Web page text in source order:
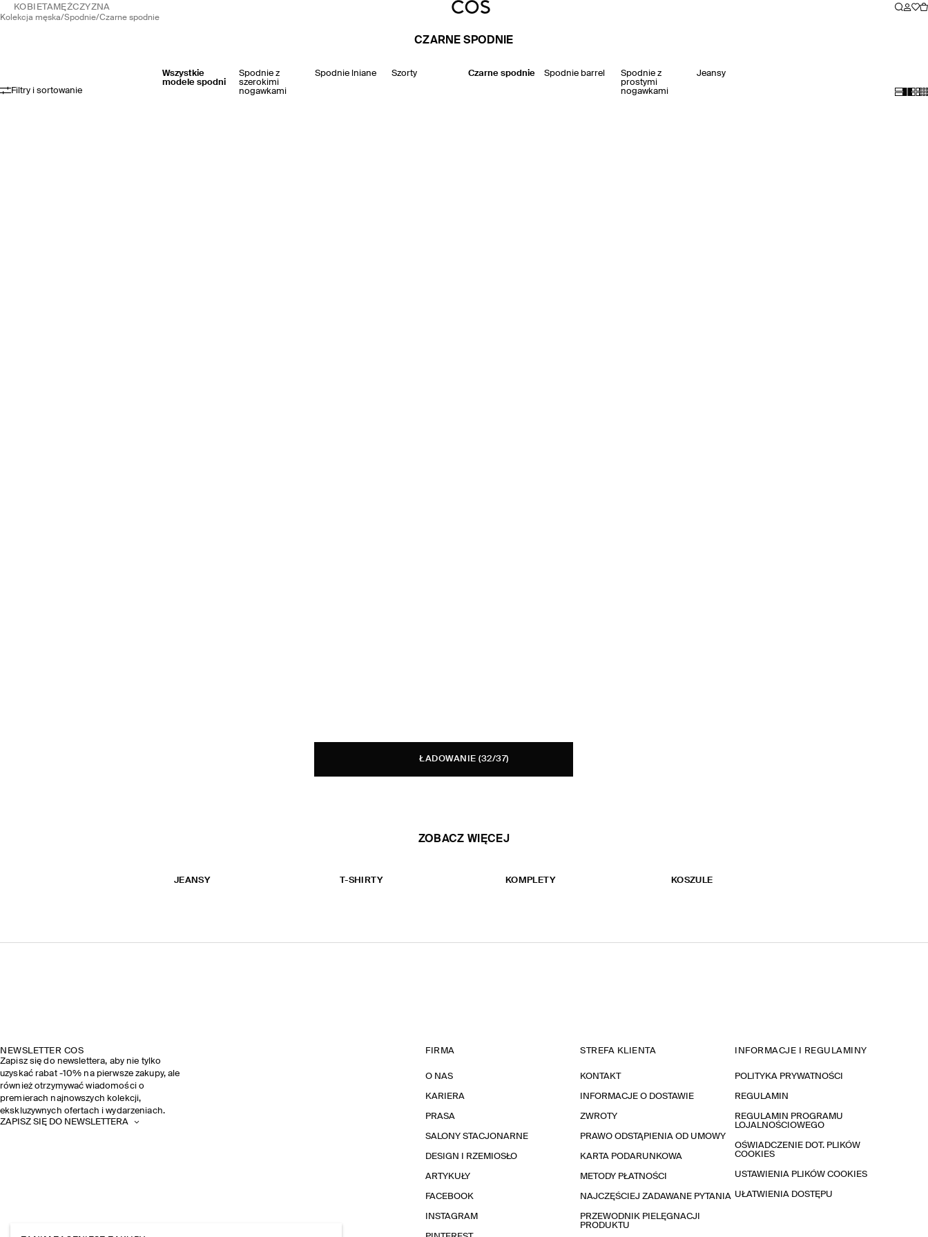
KOBIETA MĘŻCZYZNA
kolekcja męska/ spodnie/ czarne spodnie
CZARNE SPODNIE
Filtry i sortowanie
Wszystkie
modele spodni
Spodnie z
szerokimi
nogawkami
Spodnie lniane Szorty Czarne spodnie Spodnie barrel
Spodnie z
prostymi
nogawkami
Jeansy
ŁADOWANIE (32/37)
ZOBACZ WIĘCEJ
JEANSY T-SHIRTY KOMPLETY KOSZULE
NEWSLETTER COS
Zapisz się do newslettera, aby nie tylko
uzyskać rabat -10% na pierwsze zakupy, ale
również otrzymywać wiadomości o
premierach najnowszych kolekcji,
ekskluzywnych ofertach i wydarzeniach.
ZAPISZ SIĘ DO NEWSLETTERA
FIRMA
O NAS
KARIERA
PRASA
SALONY STACJONARNE
DESIGN I RZEMIOSŁO
ARTYKUŁY
FACEBOOK
INSTAGRAM
STREFA KLIENTA
KONTAKT
INFORMACJE O DOSTAWIE
ZWROTY
PRAWO ODSTĄPIENIA OD UMOWY
KARTA PODARUNKOWA
METODY PŁATNOŚCI
NAJCZĘŚCIEJ ZADAWANE PYTANIA
PRZEWODNIK PIELĘGNACJI
PRODUKTU
INFORMACJE I REGULAMINY
POLITYKA PRYWATNOŚCI
REGULAMIN
REGULAMIN PROGRAMU
LOJALNOŚCIOWEGO
OŚWIADCZENIE DOT. PLIKÓW
COOKIES
USTAWIENIA PLIKÓW COOKIES
UŁATWIENIA DOSTĘPU